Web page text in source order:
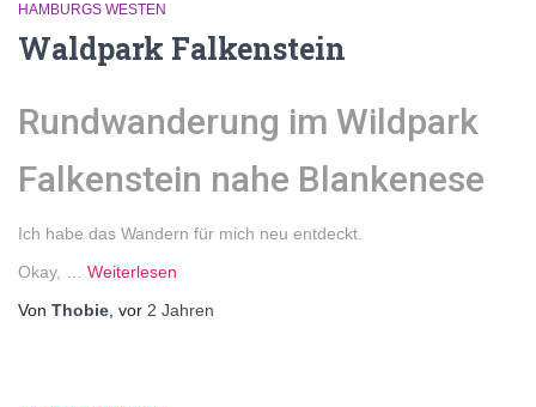
HAMBURGS WESTEN
Waldpark Falkenstein
Rundwanderung im Wildpark
Falkenstein nahe Blankenese
Ich habe das Wandern für mich neu entdeckt.
Okay, … Weiterlesen
Von Thobie , vor 2 Jahren